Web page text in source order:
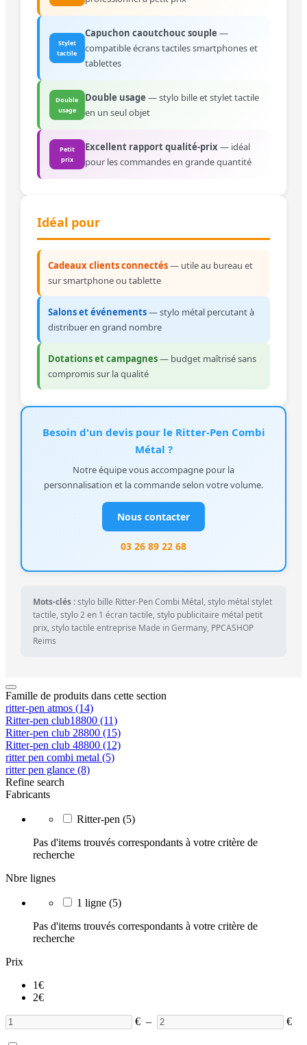
Stylet
tactile
Capuchon caoutchouc souple —
compatible écrans tactiles smartphones et
tablettes
Double
usage
Double usage — stylo bille et stylet tactile
en un seul objet
Petit
prix
Excellent rapport qualité-prix— idéal
pour les commandes en grande quantité
Idéal pour
Cadeaux clients connectés— utile au bureau et
sur smartphone ou tablette
Salons et événements— stylo métal percutant à
distribuer en grand nombre
Dotations et campagnes— budget maîtrisé sans
compromis sur la qualité
Besoin d'un devis pour le Ritter-Pen Combi
Métal ?
Notre équipe vous accompagne pour la
personnalisation et la commande selon votre volume.
Nous contacter
03 26 89 22 68
Mots-clés :stylo bille Ritter-Pen Combi Métal, stylo métal stylet
tactile, stylo 2 en 1 écran tactile, stylo publicitaire métal petit
prix, stylo tactile entreprise Made in Germany, PPCASHOP
Reims
Famille de produits dans cette section
ritter-pen atmos (14)
Ritter-pen club18800 (11)
Ritter-pen club 28800 (15)
Ritter-pen club 48800 (12)
ritter pen combi metal (5)
ritter pen glance (8)
Refine search
Fabricants
Ritter-pen (5)
Pas d'items trouvés correspondants à votre critère de
recherche
Nbre lignes
1 ligne (5)
Pas d'items trouvés correspondants à votre critère de
recherche
Prix
1€
2€
€ – €